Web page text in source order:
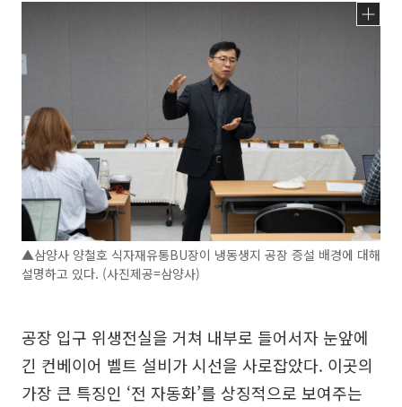
▲삼양사 양철호 식자재유통BU장이 냉동생지 공장 증설 배경에 대해
설명하고 있다. (사진제공=삼양사)
공장 입구 위생전실을 거쳐 내부로 들어서자 눈앞에
긴 컨베이어 벨트 설비가 시선을 사로잡았다. 이곳의
가장 큰 특징인 ‘전 자동화’를 상징적으로 보여주는